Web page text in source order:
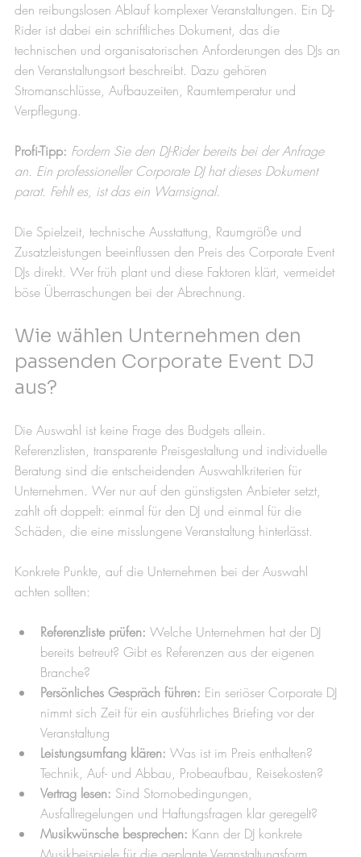
den reibungslosen Ablauf komplexer Veranstaltungen. Ein DJ-
Rider ist dabei ein schriftliches Dokument, das die
technischen und organisatorischen Anforderungen des DJs an
den Veranstaltungsort beschreibt. Dazu gehören
Stromanschlüsse, Aufbauzeiten, Raumtemperatur und
Verpflegung.
Profi-Tipp: Fordern Sie den DJ-Rider bereits bei der Anfrage
an. Ein professioneller Corporate DJ hat dieses Dokument
parat. Fehlt es, ist das ein Warnsignal.
Die Spielzeit, technische Ausstattung, Raumgröße und
Zusatzleistungen beeinflussen den Preis des Corporate Event
DJs direkt. Wer früh plant und diese Faktoren klärt, vermeidet
böse Überraschungen bei der Abrechnung.
Wie wählen Unternehmen den
passenden Corporate Event DJ
aus?
Die Auswahl ist keine Frage des Budgets allein.
Referenzlisten, transparente Preisgestaltung und individuelle
Beratung sind die entscheidenden Auswahlkriterien für
Unternehmen. Wer nur auf den günstigsten Anbieter setzt,
zahlt oft doppelt: einmal für den DJ und einmal für die
Schäden, die eine misslungene Veranstaltung hinterlässt.
Konkrete Punkte, auf die Unternehmen bei der Auswahl
achten sollten:
Referenzliste prüfen: Welche Unternehmen hat der DJ
bereits betreut? Gibt es Referenzen aus der eigenen
Branche?
Persönliches Gespräch führen: Ein seriöser Corporate DJ
nimmt sich Zeit für ein ausführliches Briefing vor der
Veranstaltung
Leistungsumfang klären: Was ist im Preis enthalten?
Technik, Auf- und Abbau, Probeaufbau, Reisekosten?
Vertrag lesen: Sind Stornobedingungen,
Ausfallregelungen und Haftungsfragen klar geregelt?
Musikwünsche besprechen: Kann der DJ konkrete